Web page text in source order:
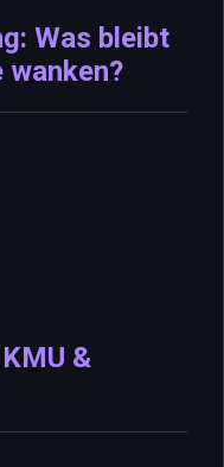
Was bleibt
wanken?
&